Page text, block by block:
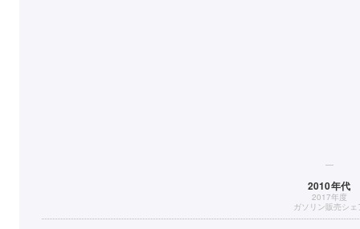
—
2010年代
2017年度
ガソリン販売シェ